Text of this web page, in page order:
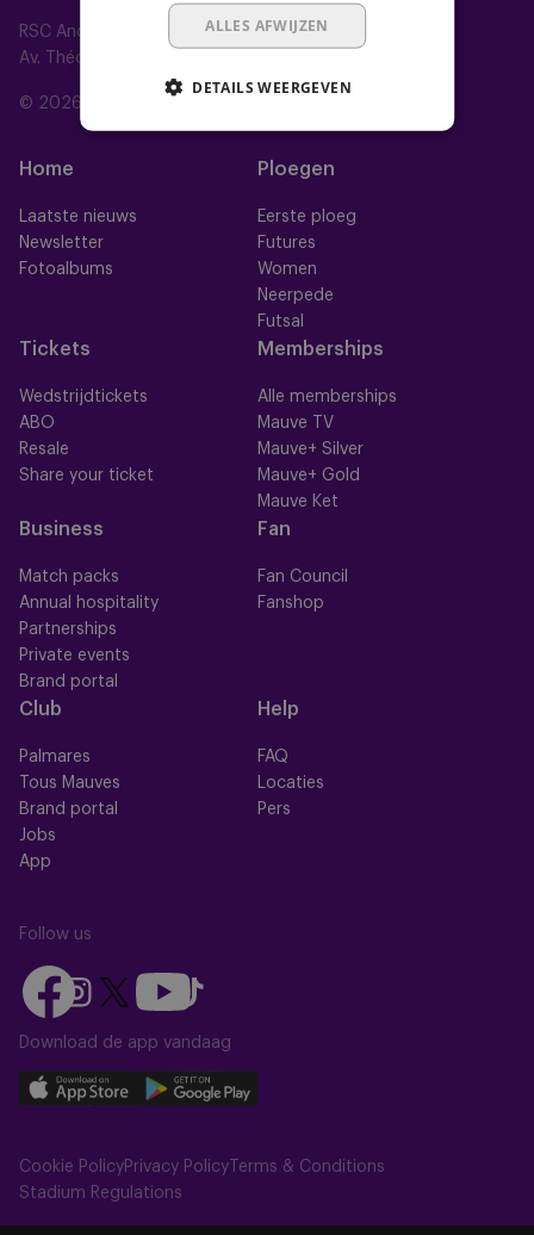
RSC Anderlecht
Av. Théo Verbeeck 2, 1070 Anderlecht, Belgium
© 2026 RSC Anderlecht
Home
Laatste nieuws
Newsletter
Fotoalbums
Ploegen
Eerste ploeg
Futures
Women
Neerpede
Futsal
Tickets
Wedstrijdtickets
ABO
Resale
Share your ticket
Memberships
Alle memberships
Mauve TV
Mauve+ Silver
Mauve+ Gold
Mauve Ket
Business
Match packs
Annual hospitality
Partnerships
Private events
Brand portal
Fan
Fan Council
Fanshop
Club
Palmares
Tous Mauves
Brand portal
Jobs
App
Help
FAQ
Locaties
Pers
Follow us
Follow
us
on
Follow
us
on
Instagram
Follow
on
X
(Twitter)
Follow
us
on
Follow
us
on
TikTok
Download de app vandaag
Download
on
the
Download
on
the
Cookie PolicyPrivacy Policy Terms & Conditions
Stadium Regulations
ALLES AFWIJZEN
DETAILS WEERGEVEN